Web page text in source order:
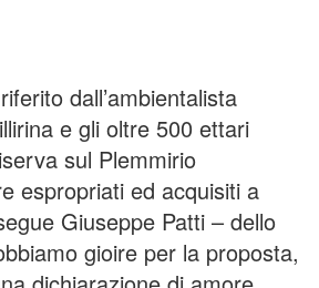
dall’ambientalista
e gli oltre 500 ettari
sul Plemmirio
espropriati ed acquisiti a
Giuseppe Patti – dello
gioire per la proposta,